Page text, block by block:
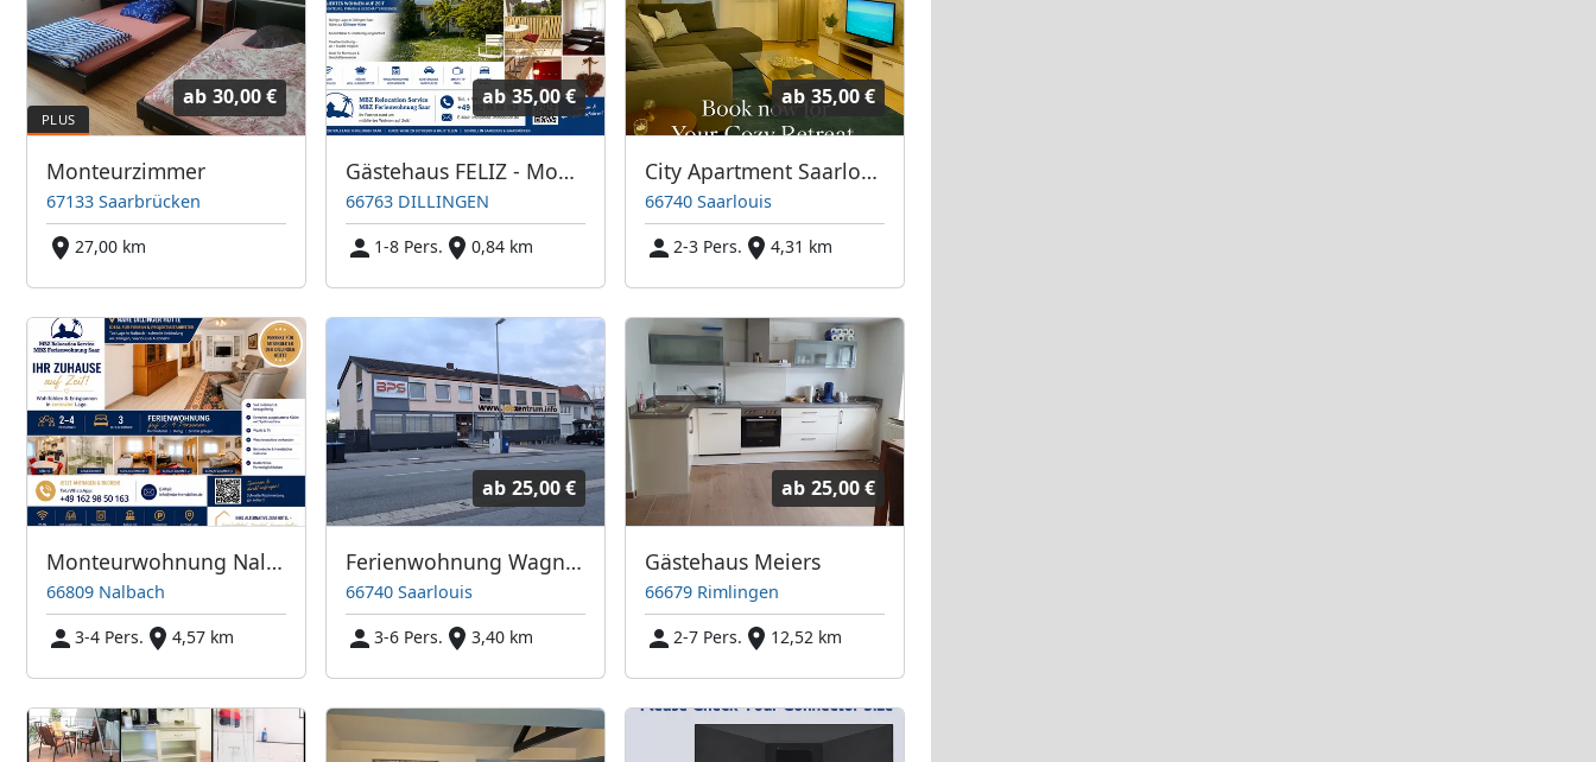
ab 30,00 €
Monteurzimmer
67133 Saarbrücken
27,00 km
ab 35,00 €
Gästehaus FELIZ - Monteurzimmer Saar
66763 DILLINGEN
1-8 Pers.
0,84 km
ab 35,00 €
City Apartment Saarlouis
66740 Saarlouis
2-3 Pers.
4,31 km
Monteurwohnung Nalbach
66809 Nalbach
3-4 Pers.
4,57 km
ab 25,00 €
Ferienwohnung Wagner
66740 Saarlouis
3-6 Pers.
3,40 km
ab 25,00 €
Gästehaus Meiers
66679 Rimlingen
2-7 Pers.
12,52 km